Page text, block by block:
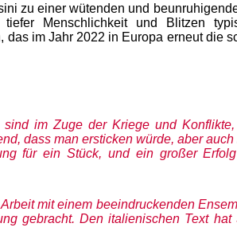
zu einer wütenden und
Menschlichkeit und Blitzen
im Jahr 2022 in Europa erneut die
sind im Zuge der Kriege und
dass man ersticken würde, aber
für ein Stück, und ein großer
mit einem beeindruckenden
gebracht. Den italienischen Text